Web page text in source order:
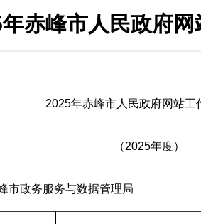
赤峰市人民政府
2025年赤峰市人民政府网站工
（2025年度）
市政务服务与数据管理局